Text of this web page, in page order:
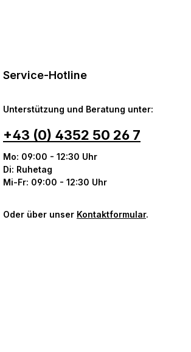
Service-Hotline
Unterstützung und Beratung unter:
+43 (0) 4352 50 26 7
Mo: 09:00 - 12:30 Uhr
Di: Ruhetag
Mi-Fr: 09:00 - 12:30 Uhr
Oder über unser Kontaktformular.